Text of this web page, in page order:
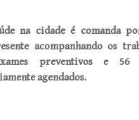
na cidade é comanda
acompanhando os
preventivos e 56
agendados.